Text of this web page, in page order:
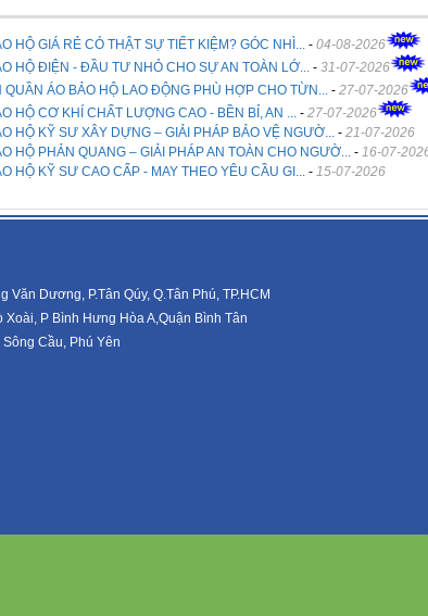
HỘ GIÁ RẺ CÓ THẬT SỰ TIẾT KIỆM? GÓC NHÌ... - 04-08-2026
HỘ ĐIỆN - ĐẦU TƯ NHỎ CHO SỰ AN TOÀN LỚ... - 31-07-2026
QUẦN ÁO BẢO HỘ LAO ĐỘNG PHÙ HỢP CHO TỪN... - 27-07-2026
HỘ CƠ KHÍ CHẤT LƯỢNG CAO - BỀN BỈ, AN ... - 27-07-2026
HỘ KỸ SƯ XÂY DỰNG – GIẢI PHÁP BẢO VỆ NGƯỜ... - 21-07-2026
HỘ PHẢN QUANG – GIẢI PHÁP AN TOÀN CHO NGƯỜ... - 16-07-
HỘ KỸ SƯ CAO CẤP - MAY THEO YÊU CẦU GI... - 15-07-2026
Văn Dương, P.Tân Qúy, Q.Tân Phú, TP.HCM
Xoài, P Bình Hưng Hòa A,Quận Bình Tân
Cầu, Phú Yên